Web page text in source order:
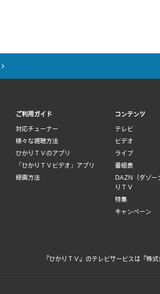
ご利用ガイド
対応チューナー
様々な視聴方法
ひかりＴＶのアプリ
「ひかりＴＶビデオ」アプリ
録画方法
コンテンツ
テレビ
ビデオ
ライブ
番組表
DAZN（ダゾー
りＴＶ
特集
キャンペーン
『ひかりＴＶ』のテレビサービスは 『株